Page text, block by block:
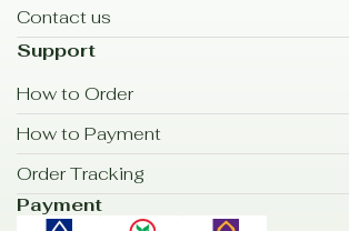
Contact us
Support
How to Order
How to Payment
Order Tracking
Payment